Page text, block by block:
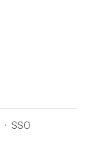
· SSO